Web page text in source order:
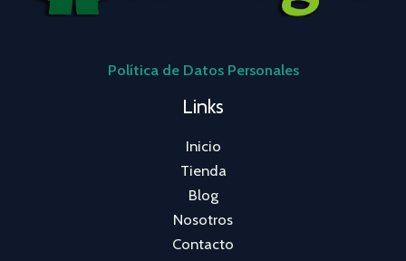
Política de Datos Personales
Links
Inicio
Tienda
Blog
Nosotros
Contacto